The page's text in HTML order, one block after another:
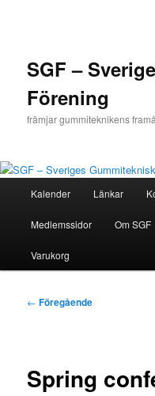
SGF –
Förening
främjar gummiteknikens
Kalender Länkar
Medlemssidor Om SGF
Varukorg
Inläggsnavigering
← Föregående
Spring